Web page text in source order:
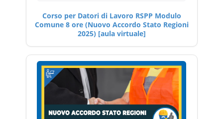
Corso per Datori di Lavoro RSPP Modulo
Comune 8 ore (Nuovo Accordo Stato Regioni
2025) [aula virtuale]